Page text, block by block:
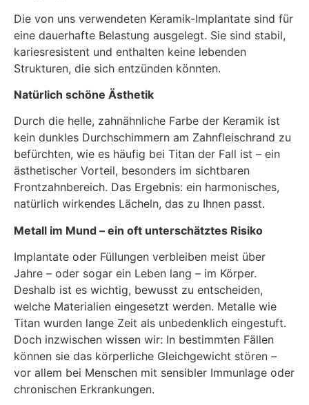
Die von uns verwendeten Keramik-Implantate sind für
eine dauerhafte Belastung ausgelegt. Sie sind stabil,
kariesresistent und enthalten keine lebenden
Strukturen, die sich entzünden könnten.
Natürlich schöne Ästhetik
Durch die helle, zahnähnliche Farbe der Keramik ist
kein dunkles Durchschimmern am Zahnfleischrand zu
befürchten, wie es häufig bei Titan der Fall ist – ein
ästhetischer Vorteil, besonders im sichtbaren
Frontzahnbereich. Das Ergebnis: ein harmonisches,
natürlich wirkendes Lächeln, das zu Ihnen passt.
Metall im Mund – ein oft unterschätztes Risiko
Implantate oder Füllungen verbleiben meist über
Jahre – oder sogar ein Leben lang – im Körper.
Deshalb ist es wichtig, bewusst zu entscheiden,
welche Materialien eingesetzt werden. Metalle wie
Titan wurden lange Zeit als unbedenklich eingestuft.
Doch inzwischen wissen wir: In bestimmten Fällen
können sie das körperliche Gleichgewicht stören –
vor allem bei Menschen mit sensibler Immunlage oder
chronischen Erkrankungen.